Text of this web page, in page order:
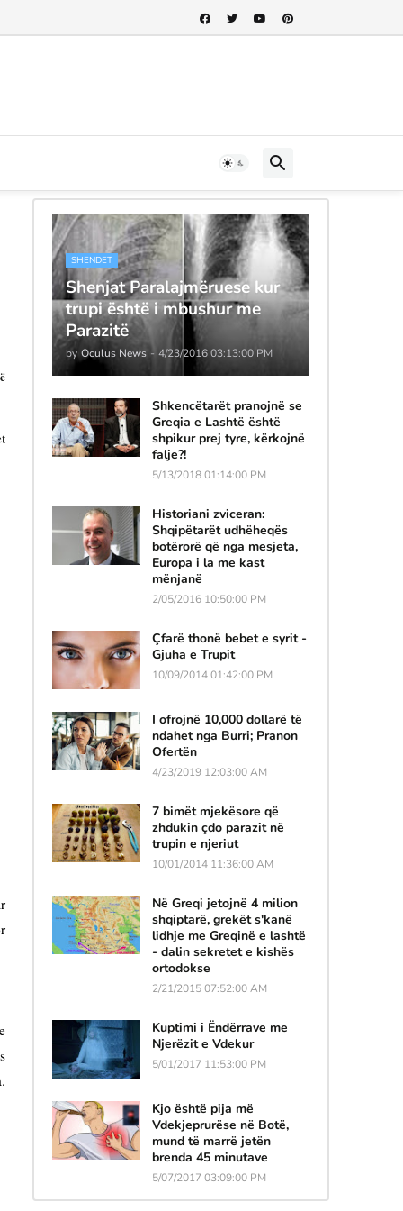
SHENDET
Shenjat Paralajmëruese kur
trupi është i mbushur me
Parazitë
by Oculus News - 4/23/2016 03:13:00 PM
Shkencëtarët pranojnë se
Greqia e Lashtë është
shpikur prej tyre, kërkojnë
falje?!
5/13/2018 01:14:00 PM
Historiani zviceran:
Shqipëtarët udhëheqës
botërorë që nga mesjeta,
Europa i la me kast
mënjanë
2/05/2016 10:50:00 PM
Çfarë thonë bebet e syrit -
Gjuha e Trupit
10/09/2014 01:42:00 PM
I ofrojnë 10,000 dollarë të
ndahet nga Burri; Pranon
Ofertën
4/23/2019 12:03:00 AM
7 bimët mjekësore që
zhdukin çdo parazit në
trupin e njeriut
10/01/2014 11:36:00 AM
Në Greqi jetojnë 4 milion
shqiptarë, grekët s'kanë
lidhje me Greqinë e lashtë
- dalin sekretet e kishës
ortodokse
2/21/2015 07:52:00 AM
Kuptimi i Ëndërrave me
Njerëzit e Vdekur
5/01/2017 11:53:00 PM
Kjo është pija më
Vdekjeprurëse në Botë,
mund të marrë jetën
brenda 45 minutave
5/07/2017 03:09:00 PM